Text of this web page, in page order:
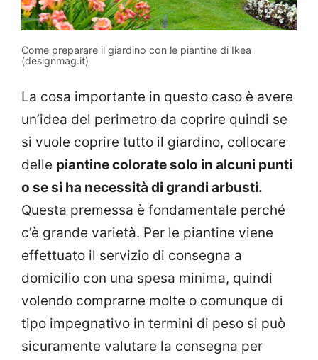
Come preparare il giardino con le piantine di Ikea
(designmag.it)
La cosa importante in questo caso è avere
un’idea del perimetro da coprire quindi se
si vuole coprire tutto il giardino, collocare
delle piantine colorate solo in alcuni punti
o se si ha necessità di grandi arbusti.
Questa premessa è fondamentale perché
c’è grande varietà. Per le piantine viene
effettuato il servizio di consegna a
domicilio con una spesa minima, quindi
volendo comprarne molte o comunque di
tipo impegnativo in termini di peso si può
sicuramente valutare la consegna per